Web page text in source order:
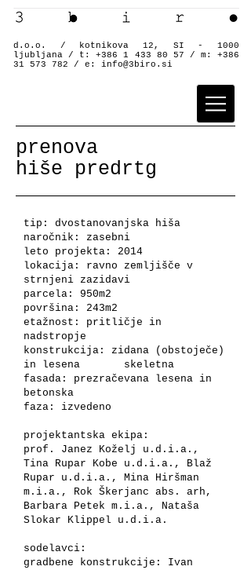
d.o.o. / kotnikova 12, SI - 1000
ljubljana / t:+386 1 433 80 57 / m:+386
31 573 782 / e: info@3biro.si
prenova
hiše predrtg
tip: dvostanovanjska hiša
naročnik: zasebni
leto projekta: 2014
lokacija: ravno zemljišče v
strnjeni zazidavi
parcela: 950m2
površina: 243m2
etažnost: pritličje in
nadstropje
konstrukcija: zidana (obstoječe)
in lesena skeletna
fasada: prezračevana lesena in
betonska
faza: izvedeno
projektantska ekipa:
prof. Janez Koželj u.d.i.a.,
Tina Rupar Kobe u.d.i.a., Blaž
Rupar u.d.i.a., Mina Hiršman
m.i.a., Rok Škerjanc abs. arh,
Barbara Petek m.i.a., Nataša
Slokar Klippel u.d.i.a.
sodelavci:
gradbene konstrukcije: Ivan